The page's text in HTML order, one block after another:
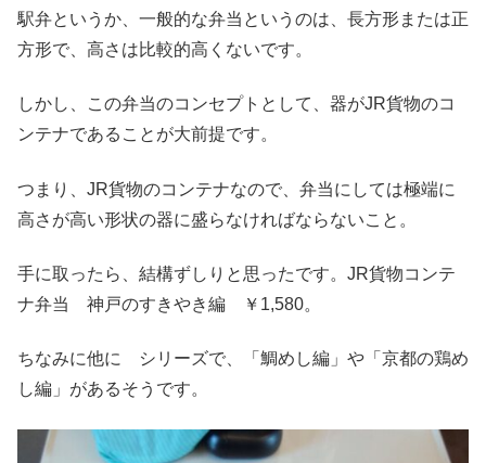
駅弁というか、一般的な弁当というのは、長方形または正
方形で、高さは比較的高くないです。
しかし、この弁当のコンセプトとして、器がJR貨物のコ
ンテナであることが大前提です。
つまり、JR貨物のコンテナなので、弁当にしては極端に
高さが高い形状の器に盛らなければならないこと。
手に取ったら、結構ずしりと思ったです。JR貨物コンテ
ナ弁当 神戸のすきやき編 ￥1,580。
ちなみに他に シリーズで、「鯛めし編」や「京都の鶏め
し編」があるそうです。